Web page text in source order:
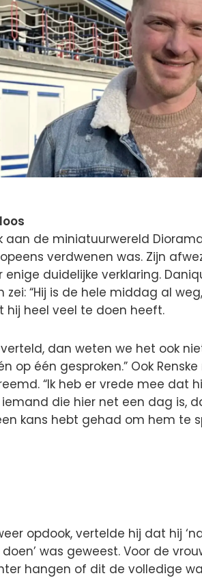
aan de miniatuurwereld
verdwenen was. Zijn
enige duidelijke verklaring.
zei: “Hij is de hele middag al
hij heel veel te doen heeft.
dan weten we het ook
op één gesproken.” Ook
“Ik heb er vrede mee dat
die hier net een dag is,
kans hebt gehad om hem te
opdook, vertelde hij dat hij
was geweest. Voor de
hangen of dit de volledige